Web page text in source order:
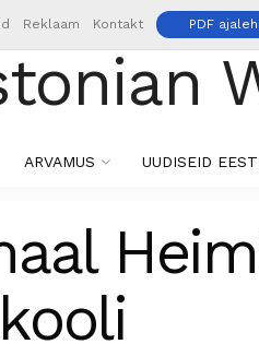
Reklaam Kontakt PDF
ARVAMUS UUDISEID